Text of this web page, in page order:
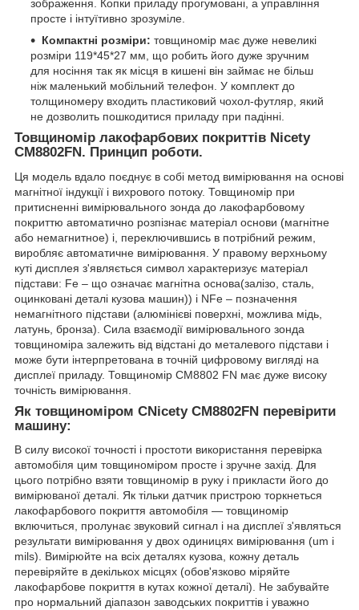
зображення. Копки приладу прогумовані, а управління
просте і інтуїтивно зрозуміле.
Компактні розміри: товщиномір має дуже невеликі
розміри 119*45*27 мм, що робить його дуже зручним
для носіння так як місця в кишені він займає не більш
ніж маленький мобільний телефон. У комплект до
толщиномеру входить пластиковий чохол-футляр, який
не дозволить пошкодитися приладу при падінні.
Товщиномір лакофарбових покриттів Nicety
CM8802FN. Принцип роботи.
Ця модель вдало поєднує в собі метод вимірювання на основі
магнітної індукції і вихрового потоку. Товщиномір при
притисненні вимірювального зонда до лакофарбовому
покриттю автоматично розпізнає матеріал основи (магнітне
або немагнитное) і, переключившись в потрібний режим,
виробляє автоматичне вимірювання. У правому верхньому
куті дисплея з'являється символ характеризує матеріал
підстави: Fe – що означає магнітна основа(залізо, сталь,
оцинковані деталі кузова машин)) і NFe – позначення
немагнітного підстави (алюмінієві поверхні, можлива мідь,
латунь, бронза). Сила взаємодії вимірювального зонда
товщиноміра залежить від відстані до металевого підстави і
може бути інтерпретована в точній цифровому вигляді на
дисплеї приладу. Товщиномір CM8802 FN має дуже високу
точність вимірювання.
Як товщиноміром CNicety CM8802FN перевірити
машину:
В силу високої точності і простоти використання перевірка
автомобіля цим товщиноміром просте і зручне захід. Для
цього потрібно взяти товщиномір в руку і прикласти його до
вимірюваної деталі. Як тільки датчик пристрою торкнеться
лакофарбового покриття автомобіля — товщиномір
включиться, пролунає звуковий сигнал і на дисплеї з'являться
результати вимірювання у двох одиницях вимірювання (um і
mils). Вимірюйте на всіх деталях кузова, кожну деталь
перевіряйте в декількох місцях (обов'язково міряйте
лакофарбове покриття в кутах кожної деталі). Не забувайте
про нормальний діапазон заводських покриттів і уважно